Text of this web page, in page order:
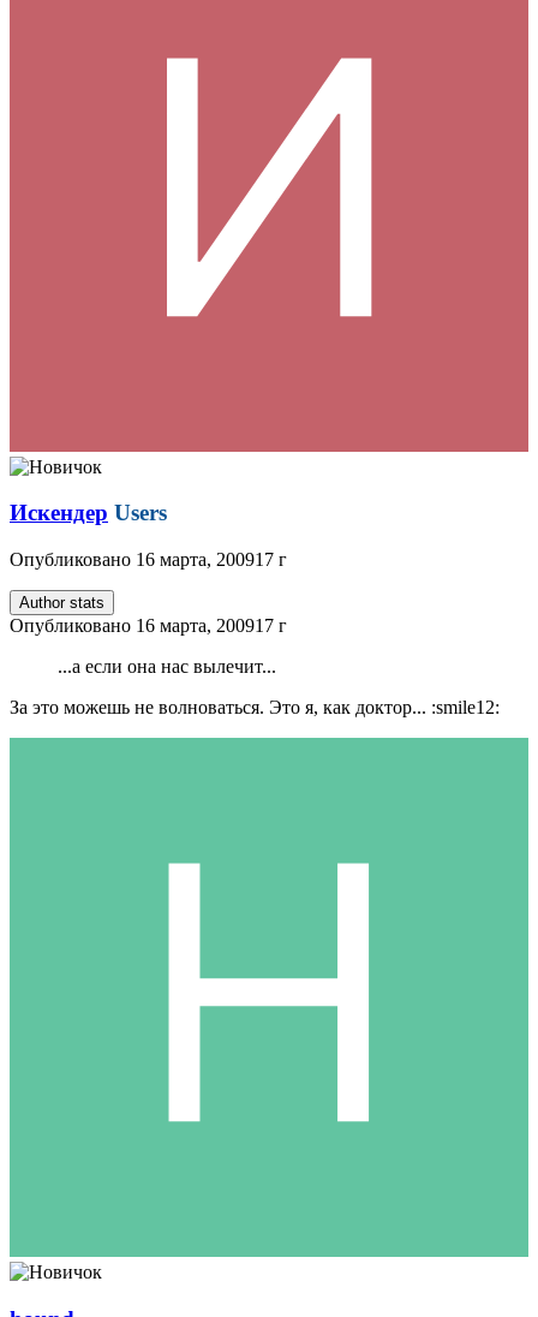
Искендер Users
Опубликовано 16 марта, 200917 г
Author stats
Опубликовано 16 марта, 200917 г
...а если она нас вылечит...
За это можешь не волноваться. Это я, как доктор... :smile12: